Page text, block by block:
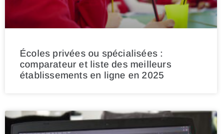
Écoles privées ou spécialisées :
comparateur et liste des meilleurs
établissements en ligne en 2025